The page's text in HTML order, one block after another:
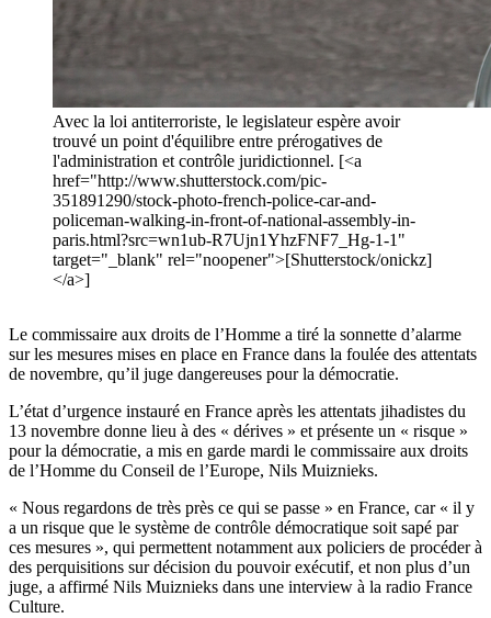
Avec la loi antiterroriste, le legislateur espère avoir
trouvé un point d'équilibre entre prérogatives de
l'administration et contrôle juridictionnel. [<a
href="http://www.shutterstock.com/pic-
351891290/stock-photo-french-police-car-and-
policeman-walking-in-front-of-national-assembly-in-
paris.html?src=wn1ub-R7Ujn1YhzFNF7_Hg-1-1"
target="_blank" rel="noopener">[Shutterstock/onickz]
</a>]
Le commissaire aux droits de l’Homme a tiré la sonnette d’alarme
sur les mesures mises en place en France dans la foulée des attentats
de novembre, qu’il juge dangereuses pour la démocratie.
L’état d’urgence instauré en France après les attentats jihadistes du
13 novembre donne lieu à des « dérives » et présente un « risque »
pour la démocratie, a mis en garde mardi le commissaire aux droits
de l’Homme du Conseil de l’Europe, Nils Muiznieks.
« Nous regardons de très près ce qui se passe » en France, car « il y
a un risque que le système de contrôle démocratique soit sapé par
ces mesures », qui permettent notamment aux policiers de procéder à
des perquisitions sur décision du pouvoir exécutif, et non plus d’un
juge, a affirmé Nils Muiznieks dans une interview à la radio France
Culture.